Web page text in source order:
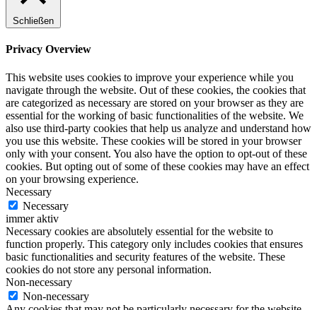
Schließen
Privacy Overview
This website uses cookies to improve your experience while you
navigate through the website. Out of these cookies, the cookies that
are categorized as necessary are stored on your browser as they are
essential for the working of basic functionalities of the website. We
also use third-party cookies that help us analyze and understand how
you use this website. These cookies will be stored in your browser
only with your consent. You also have the option to opt-out of these
cookies. But opting out of some of these cookies may have an effect
on your browsing experience.
Necessary
Necessary
immer aktiv
Necessary cookies are absolutely essential for the website to
function properly. This category only includes cookies that ensures
basic functionalities and security features of the website. These
cookies do not store any personal information.
Non-necessary
Non-necessary